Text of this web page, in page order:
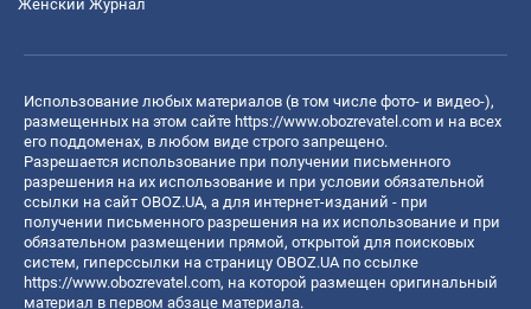
Женский Журнал
Использование любых материалов (в том числе фото- и видео-),
размещенных на этом сайте https://www.obozrevatel.com и на всех
его поддоменах, в любом виде строго запрещено.
Разрешается использование при получении письменного
разрешения на их использование и при условии обязательной
ссылки на сайт OBOZ.UA, а для интернет-изданий - при
получении письменного разрешения на их использование и при
обязательном размещении прямой, открытой для поисковых
систем, гиперссылки на страницу OBOZ.UA по ссылке
https://www.obozrevatel.com, на которой размещен оригинальный
материал в первом абзаце материала.